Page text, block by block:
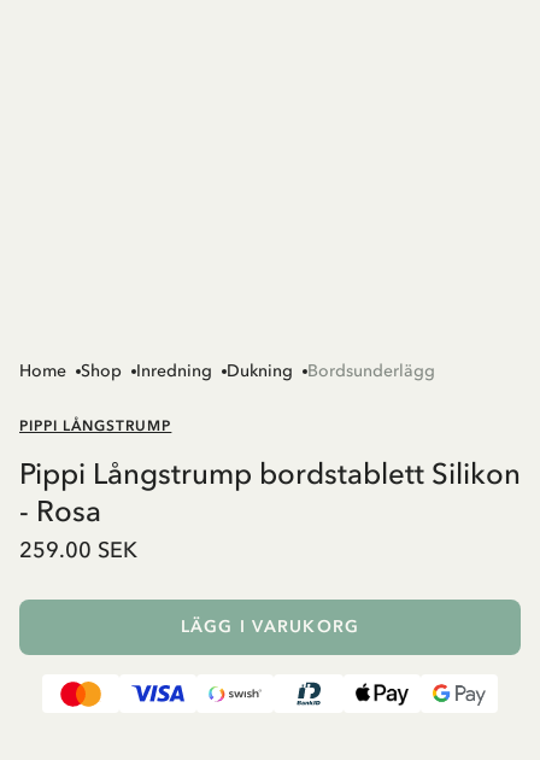
Home Shop Inredning Dukning Bordsunderlägg
PIPPI LÅNGSTRUMP
Pippi Långstrump bordstablett Silikon
- Rosa
259.00 SEK
LÄGG I VARUKORG